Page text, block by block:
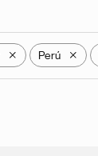
X Perú X